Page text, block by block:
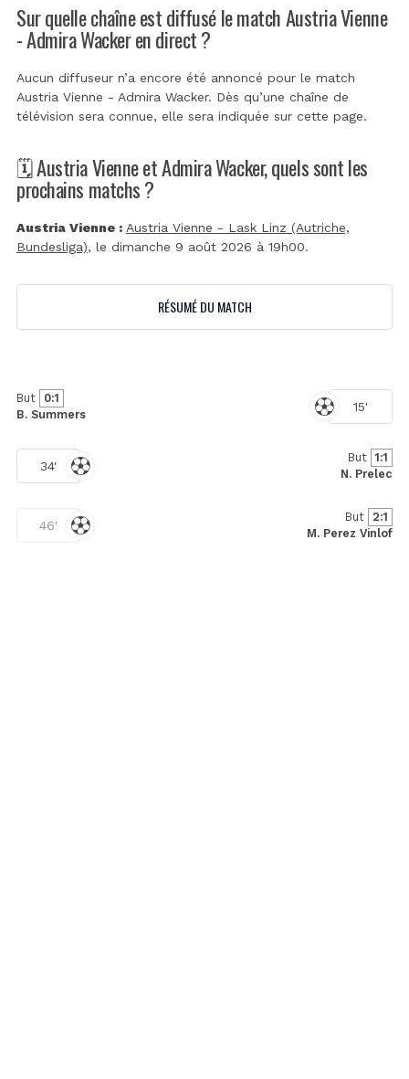
Sur quelle chaîne est diffusé le match Austria Vienne
- Admira Wacker en direct ?
Aucun diffuseur n’a encore été annoncé pour le match
Austria Vienne - Admira Wacker. Dès qu’une chaîne de
télévision sera connue, elle sera indiquée sur cette page.
🗓️ Austria Vienne et Admira Wacker, quels sont les
prochains matchs ?
Austria Vienne : Austria Vienne - Lask Linz (Autriche,
Bundesliga), le dimanche 9 août 2026 à 19h00.
RÉSUMÉ DU MATCH
15'
But
0:1
B. Summers
34'
But 1:1
N. Prelec
46'
But 2:1
M. Perez Vinlof